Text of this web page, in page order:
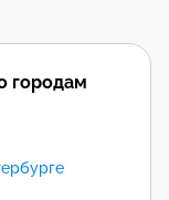
городам